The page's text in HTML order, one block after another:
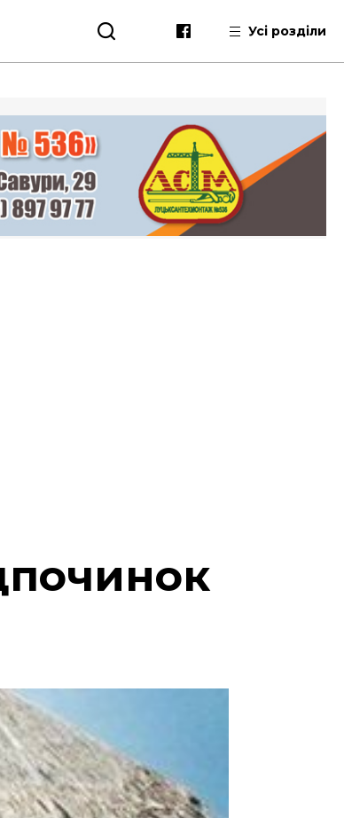
Усі розділи